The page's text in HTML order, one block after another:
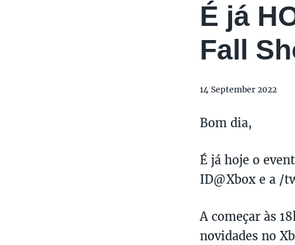
É já
Fall
14 September 2022
Bom dia,
É já hoje o
ID@Xbox e a /
A começar às
novidades no